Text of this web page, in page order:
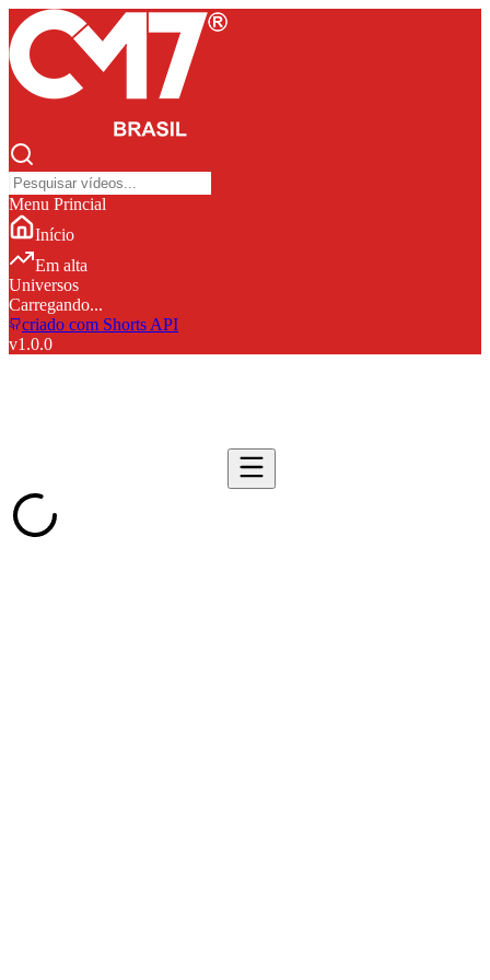
Menu Princial
Início
Em alta
Universos
Carregando...
criado com Shorts API
v1.0.0